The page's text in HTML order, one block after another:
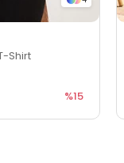
Shirt
%15